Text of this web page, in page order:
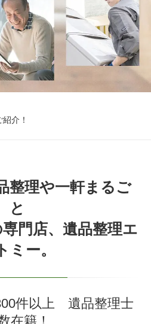
介！
紹介！
介！
紹介！
紹介！
整理や一軒まるご
と
門店、遺品整理エ
ミー。
件以上 遺品整理士
在籍！